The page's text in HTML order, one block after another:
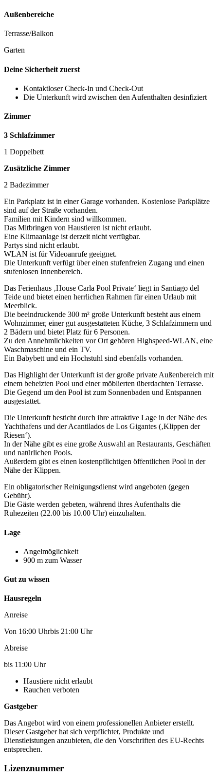
Außenbereiche
Terrasse/Balkon
Garten
Deine Sicherheit zuerst
Kontaktloser Check-In und Check-Out
Die Unterkunft wird zwischen den Aufenthalten desinfiziert
Zimmer
3 Schlafzimmer
1 Doppelbett
Zusätzliche Zimmer
2 Badezimmer
Ein Parkplatz ist in einer Garage vorhanden. Kostenlose Parkplätze
sind auf der Straße vorhanden.
Familien mit Kindern sind willkommen.
Das Mitbringen von Haustieren ist nicht erlaubt.
Eine Klimaanlage ist derzeit nicht verfügbar.
Partys sind nicht erlaubt.
WLAN ist für Videoanrufe geeignet.
Die Unterkunft verfügt über einen stufenfreien Zugang und einen
stufenlosen Innenbereich.
Das Ferienhaus ‚House Carla Pool Private‘ liegt in Santiago del
Teide und bietet einen herrlichen Rahmen für einen Urlaub mit
Meerblick.
Die beeindruckende 300 m² große Unterkunft besteht aus einem
Wohnzimmer, einer gut ausgestatteten Küche, 3 Schlafzimmern und
2 Bädern und bietet Platz für 6 Personen.
Zu den Annehmlichkeiten vor Ort gehören Highspeed-WLAN, eine
Waschmaschine und ein TV.
Ein Babybett und ein Hochstuhl sind ebenfalls vorhanden.
Das Highlight der Unterkunft ist der große private Außenbereich mit
einem beheizten Pool und einer möblierten überdachten Terrasse.
Die Gegend um den Pool ist zum Sonnenbaden und Entspannen
ausgestattet.
Die Unterkunft besticht durch ihre attraktive Lage in der Nähe des
Yachthafens und der Acantilados de Los Gigantes (‚Klippen der
Riesen‘).
In der Nähe gibt es eine große Auswahl an Restaurants, Geschäften
und natürlichen Pools.
Außerdem gibt es einen kostenpflichtigen öffentlichen Pool in der
Nähe der Klippen.
Ein obligatorischer Reinigungsdienst wird angeboten (gegen
Gebühr).
Die Gäste werden gebeten, während ihres Aufenthalts die
Ruhezeiten (22.00 bis 10.00 Uhr) einzuhalten.
Lage
Angelmöglichkeit
900 m zum Wasser
Gut zu wissen
Hausregeln
Anreise
Von 16:00 Uhrbis 21:00 Uhr
Abreise
bis 11:00 Uhr
Haustiere nicht erlaubt
Rauchen verboten
Gastgeber
Das Angebot wird von einem professionellen Anbieter erstellt.
Dieser Gastgeber hat sich verpflichtet, Produkte und
Dienstleistungen anzubieten, die den Vorschriften des EU-Rechts
entsprechen.
Lizenznummer